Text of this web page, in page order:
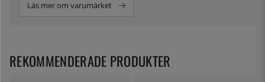
Läs mer om varumärket
REKOMMENDERADE PRODUKTER